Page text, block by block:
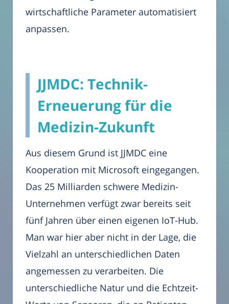
wirtschaftliche Parameter automatisiert
anpassen.
JJMDC: Technik-
Erneuerung für die
Medizin-Zukunft
Aus diesem Grund ist JJMDC eine
Kooperation mit Microsoft eingegangen.
Das 25 Milliarden schwere Medizin-
Unternehmen verfügt zwar bereits seit
fünf Jahren über einen eigenen IoT-Hub.
Man war hier aber nicht in der Lage, die
Vielzahl an unterschiedlichen Daten
angemessen zu verarbeiten. Die
unterschiedliche Natur und die Echtzeit-